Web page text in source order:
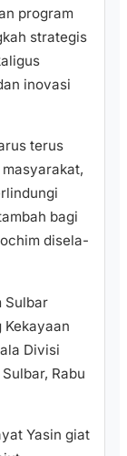
program
strategis
inovasi
terus
bagi
disela-
Sulbar
Kekayaan
Divisi
Rabu
Yasin giat